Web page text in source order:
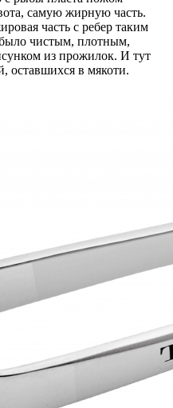
самую жирную часть.
часть с ребер таким
чистым, плотным,
из прожилок. И тут
оставшихся в мякоти.